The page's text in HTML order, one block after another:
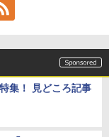
集！ 見どころ記事